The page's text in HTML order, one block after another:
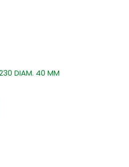
DIAM. 40 MM